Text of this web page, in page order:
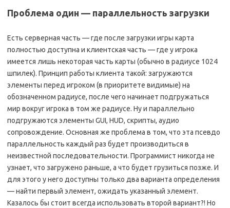
Проблема один — параллельность загрузки
Есть серверная часть — где после загрузки игры карта
полностью доступна и клиентская часть — где у игрока
имеется лишь некоторая часть карты (обычно в радиусе 1024
шпилек). Принцип работы клиента такой: загружаются
элементы перед игроком (в приоритете видимые) на
обозначенном радиусе, после чего начинает подгружаться
мир вокруг игрока в том же радиусе. Ну и параллельно
подгружаются элементы GUI, HUD, скрипты, аудио
сопровождение. Основная же проблема в том, что эта псевдо
параллельность каждый раз будет производиться в
неизвестной последовательности. Программист никогда не
узнает, что загружено раньше, а что будет грузиться позже. И
для этого у него доступны только два варианта определения
— найти первый элемент, ожидать указанный элемент.
Казалось бы стоит всегда использовать второй вариант?! Но